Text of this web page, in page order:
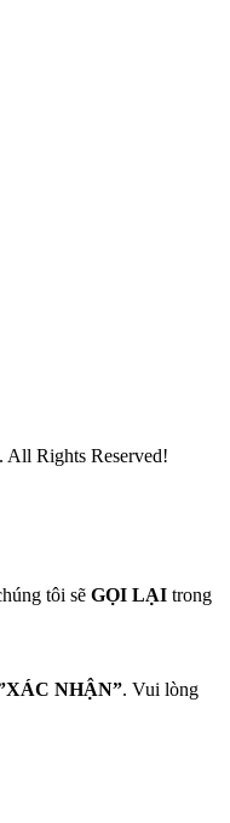
All Rights Reserved!
tôi sẽ GỌI LẠI trong
NHẬN”. Vui lòng